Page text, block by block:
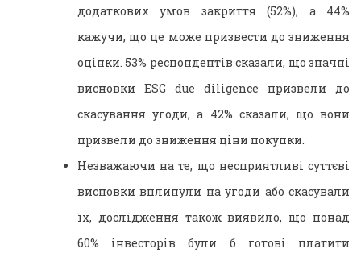
додаткових умов закриття (52%), а 44%
кажучи, що це може призвести до зниження
оцінки. 53% респондентів сказали, що значні
висновки ESG due diligence призвели до
скасування угоди, а 42% сказали, що вони
призвели до зниження ціни покупки.
Незважаючи на те, що несприятливі суттєві
висновки вплинули на угоди або скасували
їх, дослідження також виявило, що понад
60% інвесторів були б готові платити